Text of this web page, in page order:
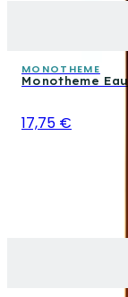
MONOTHEME
Monotheme
17,75 €